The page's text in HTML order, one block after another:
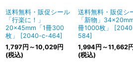
送料無料・販促シール
「行楽に！」
20×45mm「1冊300
枚」
[2040-c-464]
1,797円 ～10,029円
(税込)
送料無料・販促シ
「新物」
冊1000枚」
[
584]
1,994円 ～11,662
(税込)